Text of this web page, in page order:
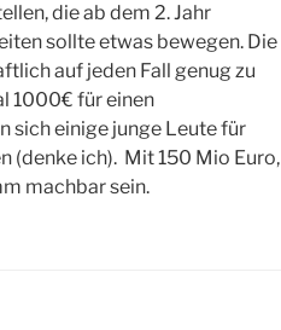
die ab dem 2. Jahr
sollte etwas bewegen. Die
auf jeden Fall genug zu
1000€ für einen
sich einige junge Leute für
(denke ich). Mit 150 Mio Euro,
machbar sein.